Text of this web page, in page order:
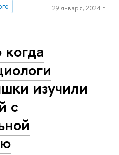
29 января, 2024 г.
изучили
с